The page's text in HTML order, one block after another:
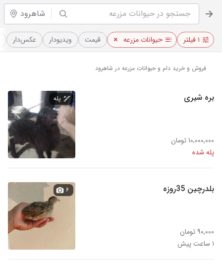
شاهرود
۱ فیلتر حیوانات مزرعه قیمت ویدیو‌دار عکس‌دار
فروش و خرید دام و حیوانات مزرعه در شاهرود
بره شیری
۱۰,۰۰۰,۰۰۰ تومان
پله شده
پله
بلدرچین 35روزه
۹۰,۰۰۰ تومان
۱ ساعت پیش
۶